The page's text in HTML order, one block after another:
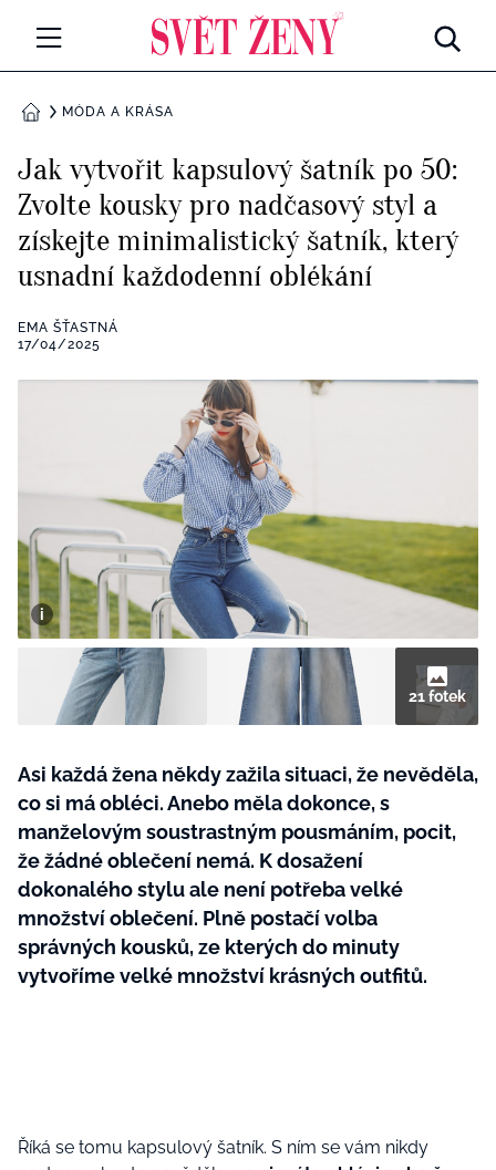
Všechny kategorie
Rozhovory
RETROHUBKY
PSYCHOLOGIE
Seberozvoj
ZDRAVÍ
ZÁBAVA
Všechny kategorie
Tvoření
Rady a tipy
BurdaMedia
Extra
SVĚT ŽENY - 599 KČ
ROČNÍ PŘEDPLATNÉ SVĚT ŽENY +
SADA PRODUKTŮ MANA (10 ks)
DOMŮMÓDA A KRÁSA
J​ak vytvořit kapsulový šatník po 50:
Zvolte kousky pro nadčasový styl a
získejte minimalistický šatník, který
usnadní každodenní oblékání
EMA ŠŤASTNÁ
17/04/2025
21 fotek
Asi každá žena někdy zažila situaci, že nevěděla,
co si má obléci. Anebo měla dokonce, s
manželovým soustrastným pousmáním, pocit,
že žádné oblečení nemá. K dosažení
dokonalého stylu ale není potřeba velké
množství oblečení. Plně postačí volba
správných kousků, ze kterých do minuty
vytvoříme velké množství krásných outfitů.
Říká se tomu kapsulový šatník. S ním se vám nikdy